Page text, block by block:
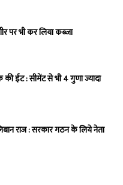
पर भी कर लिया कब्जा
की ईट : सीमेंट से भी 4 गुणा ज्यादा
राज : सरकार गठन के लिये नेता